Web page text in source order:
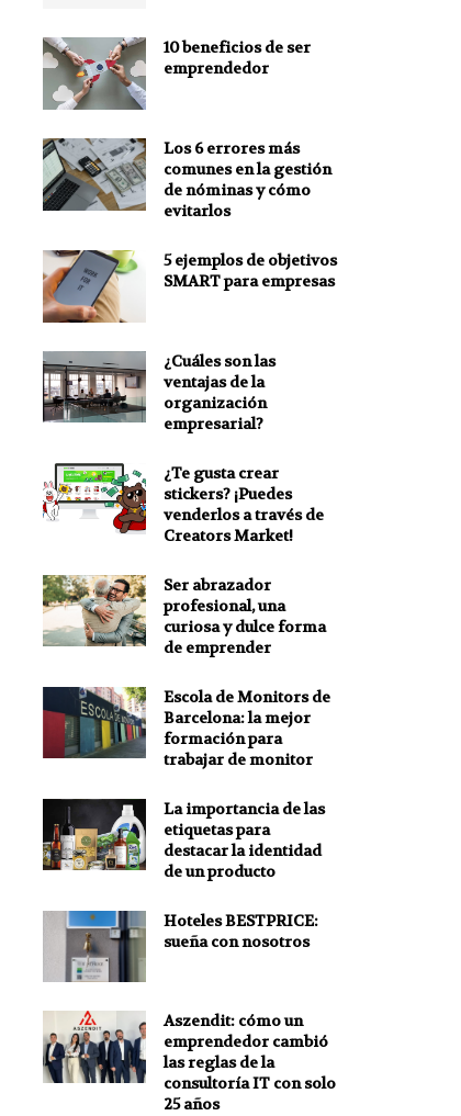
10 beneficios de ser
emprendedor
Los 6 errores más
comunes en la gestión
de nóminas y cómo
evitarlos
5 ejemplos de objetivos
SMART para empresas
¿Cuáles son las
ventajas de la
organización
empresarial?
¿Te gusta crear
stickers? ¡Puedes
venderlos a través de
Creators Market!
Ser abrazador
profesional, una
curiosa y dulce forma
de emprender
Escola de Monitors de
Barcelona: la mejor
formación para
trabajar de monitor
La importancia de las
etiquetas para
destacar la identidad
de un producto
Hoteles BESTPRICE:
sueña con nosotros
Aszendit: cómo un
emprendedor cambió
las reglas de la
consultoría IT con solo
25 años